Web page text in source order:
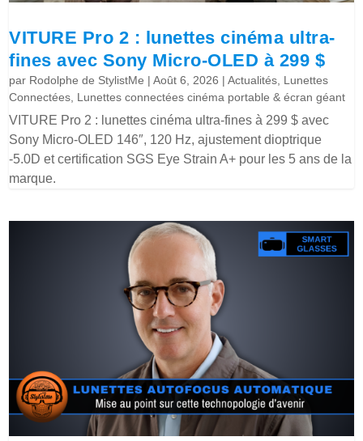
VITURE Pro 2 : lunettes cinéma ultra-
fines avec Sony Micro-OLED à 299 $
par Rodolphe de StylistMe |Août 6, 2026 |Actualités Lunettes
Connectées Lunettes connectées cinéma portable & écran géant
VITURE Pro 2 : lunettes cinéma ultra-fines à 299 $ avec
Sony Micro-OLED 146″, 120 Hz, ajustement dioptrique
-5.0D et certification SGS Eye Strain A+ pour les 5 ans de la
marque.